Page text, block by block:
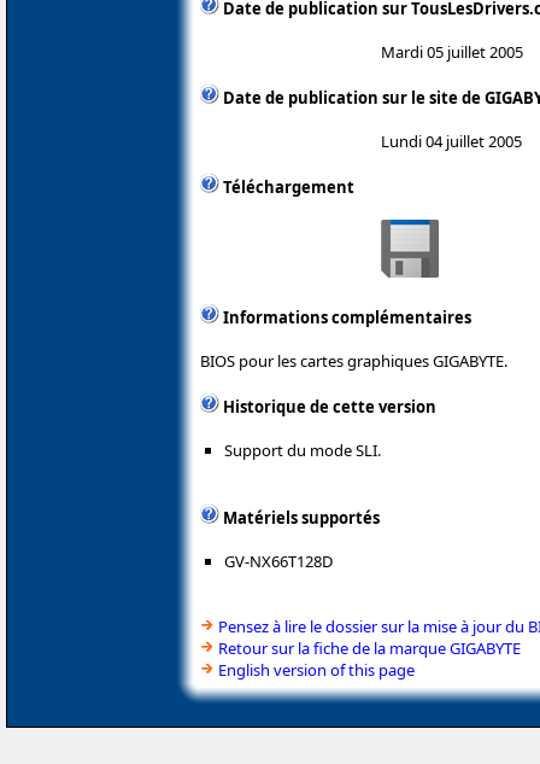
Date de publication sur
Mardi 05 juillet 2005
Date de publication sur le site de
Lundi 04 juillet 2005
Téléchargement
Informations complémentaires
BIOS pour les cartes graphiques GIGABYTE.
Historique de cette version
Support du mode SLI.
Matériels supportés
GV-NX66T128D
Pensez à lire le dossier sur la mise à jour du
Retour sur la fiche de la marque GIGABYTE
English version of this page